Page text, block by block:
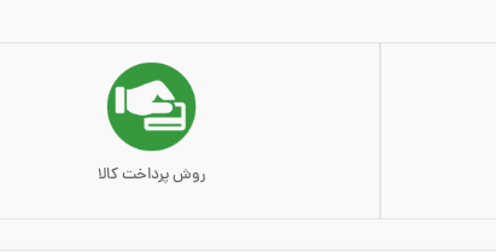
روش پرداخت کالا